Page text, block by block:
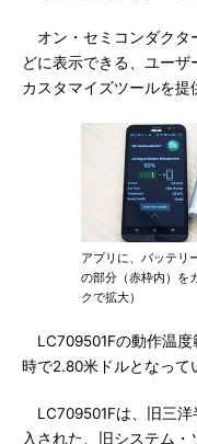
オン・セミコンダクタ
どに表示できる、ユー
カスタマイズツールを提
アプリに、バッテリ
の部分（赤枠内）を
クで拡大）
LC709501Fの動作温
時で2.80米ドルとなって
LC709501Fは、旧三洋
入された、旧システム